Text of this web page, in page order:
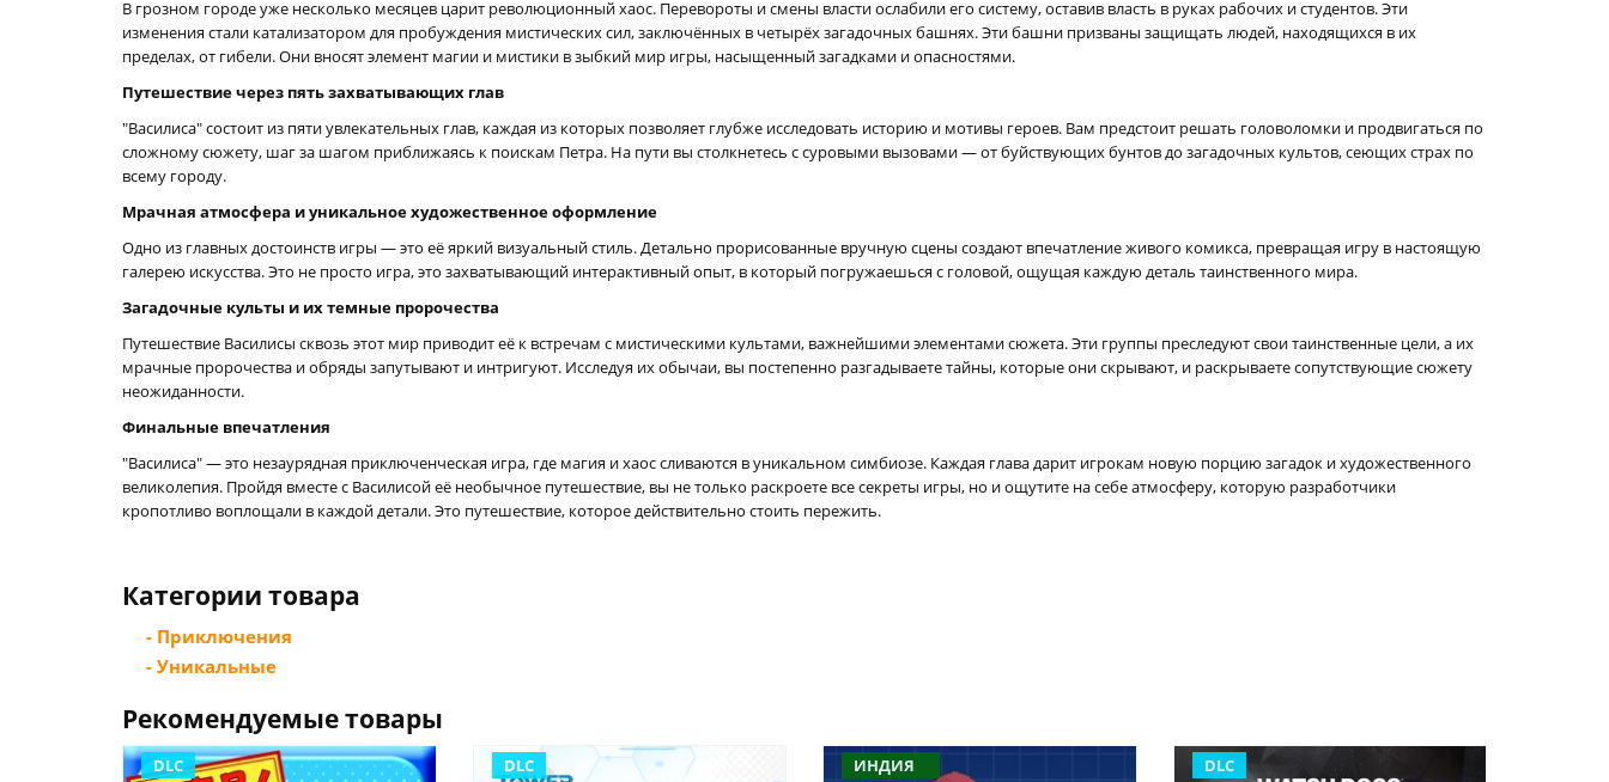
В грозном городе уже несколько месяцев царит революционный хаос. Перевороты и смены власти ослабили его систему, оставив власть в руках рабочих и студентов. Эти
изменения стали катализатором для пробуждения мистических сил, заключённых в четырёх загадочных башнях. Эти башни призваны защищать людей, находящихся в их
пределах, от гибели. Они вносят элемент магии и мистики в зыбкий мир игры, насыщенный загадками и опасностями.
Путешествие через пять захватывающих глав
"Василиса" состоит из пяти увлекательных глав, каждая из которых позволяет глубже исследовать историю и мотивы героев. Вам предстоит решать головоломки и продвигаться по
сложному сюжету, шаг за шагом приближаясь к поискам Петра. На пути вы столкнетесь с суровыми вызовами — от буйствующих бунтов до загадочных культов, сеющих страх по
всему городу.
Мрачная атмосфера и уникальное художественное оформление
Одно из главных достоинств игры — это её яркий визуальный стиль. Детально прорисованные вручную сцены создают впечатление живого комикса, превращая игру в настоящую
галерею искусства. Это не просто игра, это захватывающий интерактивный опыт, в который погружаешься с головой, ощущая каждую деталь таинственного мира.
Загадочные культы и их темные пророчества
Путешествие Василисы сквозь этот мир приводит её к встречам с мистическими культами, важнейшими элементами сюжета. Эти группы преследуют свои таинственные цели, а их
мрачные пророчества и обряды запутывают и интригуют. Исследуя их обычаи, вы постепенно разгадываете тайны, которые они скрывают, и раскрываете сопутствующие сюжету
неожиданности.
Финальные впечатления
"Василиса" — это незаурядная приключенческая игра, где магия и хаос сливаются в уникальном симбиозе. Каждая глава дарит игрокам новую порцию загадок и художественного
великолепия. Пройдя вместе с Василисой её необычное путешествие, вы не только раскроете все секреты игры, но и ощутите на себе атмосферу, которую разработчики
кропотливо воплощали в каждой детали. Это путешествие, которое действительно стоить пережить.
Категории товара
- Приключения
- Уникальные
Рекомендуемые товары
DLC DLC
ИНДИЯ
DLC